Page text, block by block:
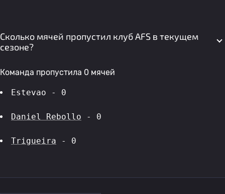
Сколько мячей пропустил клуб AFS в текущем
сезоне?
Команда пропустила 0 мячей
Estevao - 0
Daniel Rebollo - 0
Trigueira - 0